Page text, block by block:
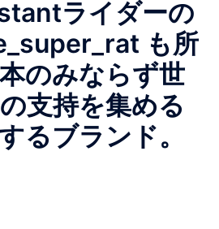
ライダーの
も所
のみならず世
支持を集める
るブランド。